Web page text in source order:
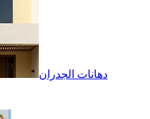
دهانات الجدران